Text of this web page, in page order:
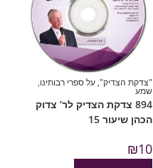
"צדקת הצדיק",על ספרי רבותינו,
שמע
894 צדקת הצדיק לר’ צדוק
הכהן שיעור 15
₪10